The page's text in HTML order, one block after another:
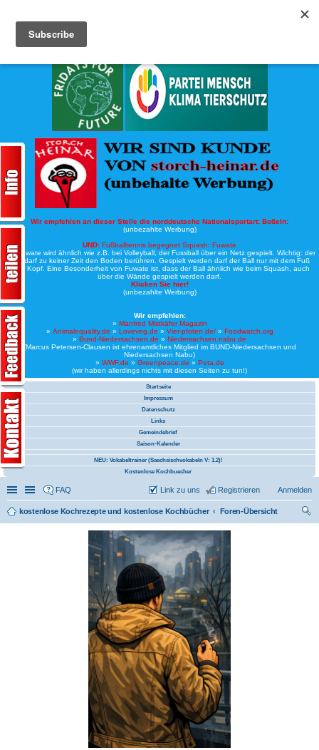
Wir empfehlen an dieser Stelle die norddeutsche Nationalsportart: Boßeln:
(unbezahlte Werbung)
UND: Fußballtennis begegnet Squash: Fuwate
Bei Fuwate wird ähnlich wie z.B. bei Volleyball, der Fussball über ein Netz gespielt. Wichtig: der
Ball darf zu keiner Zeit den Boden berühren. Gespielt werden darf der Ball nur mit dem Fuß
oder Kopf. Eine Besonderheit von Fuwate ist, dass der Ball ähnlich wie beim Squash, auch
über die Wände gespielt werden darf.
Klicken Sie hier!
(unbezahlte Werbung)
Wir empfehlen:
» Manfred Mistkäfer Magazin
» Animalequality.de » Loveveg.de » Vier-pfoten.de/» Foodwatch.org
» Bund-Niedersachsen.de » Niedersachsen.nabu.de
(Marcus Petersen-Clausen ist ehrenamtliches Mitglied im BUND-Niedersachsen und
Niedersachsen Nabu)
» WWF.de » Greenpeace.de » Peta.de
(wir haben allerdings nichts mit diesen Seiten zu tun!)
Startseite
Impressum
Datenschutz
Links
Gemeindebrief
Saison-Kalender
NEU: Vokabeltrainer (Saechsischvokabeln V: 1.2)!
Kostenlose Kochbuecher
Schnellzugriff
Linkliste
FAQ Anmelden
Registrieren
Link zu uns
kostenlose Kochrezepte und kostenlose Kochbücher
Foren-Übersicht